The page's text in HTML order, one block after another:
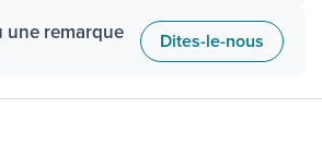
une remarque Dites-le-nous